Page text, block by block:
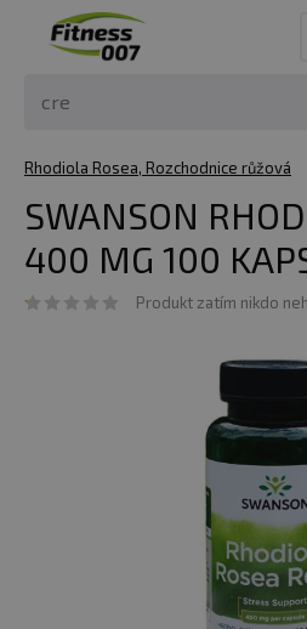
Rhodiola Rosea, Rozchodnice růžová
SWANSON
400 MG 100
Produkt zatím nikdo